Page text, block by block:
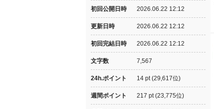
初回公開日時 2026.06.22 12:12
更新日時 2026.06.22 12:12
初回完結日時 2026.06.22 12:12
文字数 7,567
24h.ポイント 14 pt (29,617位)
週間ポイント 217 pt (23,775位)